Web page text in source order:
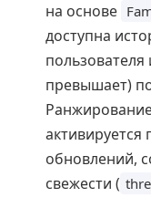
на основе
доступна
превышает)
обновлений,
свежести (